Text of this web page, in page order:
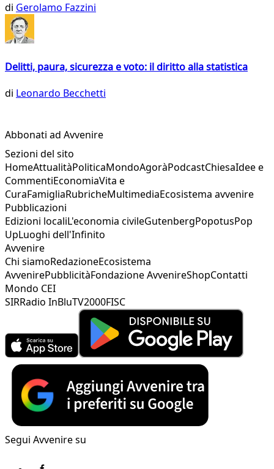
di Gerolamo Fazzini
Delitti, paura, sicurezza e voto: il diritto alla statistica
di Leonardo Becchetti
Abbonati ad Avvenire
Sezioni del sito
HomeAttualitàPoliticaMondoAgoràPodcastChiesaIdee e
CommentiEconomiaVita e
CuraFamigliaRubricheMultimediaEcosistema avvenire
Pubblicazioni
Edizioni localiL'economia civileGutenbergPopotusPop
UpLuoghi dell'Infinito
Avvenire
Chi siamoRedazioneEcosistema
AvvenirePubblicitàFondazione AvvenireShopContatti
Mondo CEI
SIRRadio InBluTV2000FISC
Segui Avvenire su